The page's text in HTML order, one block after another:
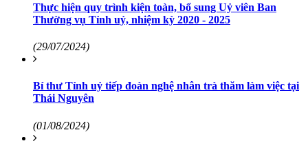
Thực hiện quy trình kiện toàn, bổ sung Uỷ viên Ban
Thường vụ Tỉnh uỷ, nhiệm kỳ 2020 - 2025
(29/07/2024)
Bí thư Tỉnh uỷ tiếp đoàn nghệ nhân trà thăm làm việc tại
Thái Nguyên
(01/08/2024)